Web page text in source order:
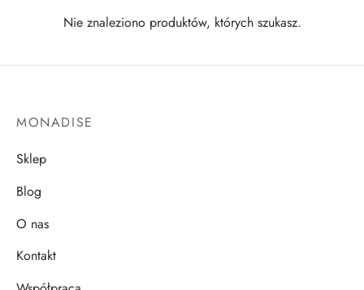
Nie znaleziono produktów, których szukasz.
MONADISE
Sklep
Blog
O nas
Kontakt